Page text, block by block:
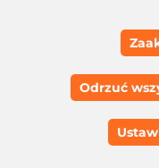
Odrzuć